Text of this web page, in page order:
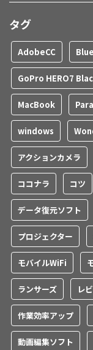
タグ
AdobeCC
GoPro HERO7
MacBook
windows
アクションカメラ
ココナラ コツ
データ復元ソフト
プロジェクター
モバイルWiFi
ランサーズ レ
作業効率アップ
動画編集ソフト